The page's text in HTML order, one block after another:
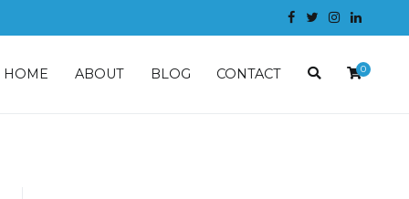
HOME ABOUT BLOG CONTACT 0